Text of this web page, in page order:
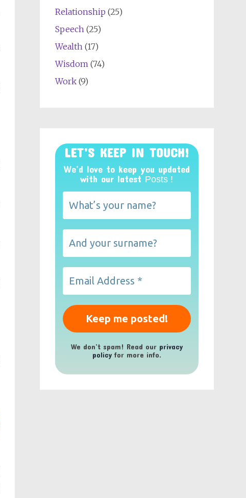
Relationship (25)
Speech (25)
Wealth (17)
Wisdom (74)
Work(9)
LET’S KEEP IN TOUCH!
We’d love to keep you updated
with our latest Posts !
We don’t spam! Read our privacy
policyfor more info.